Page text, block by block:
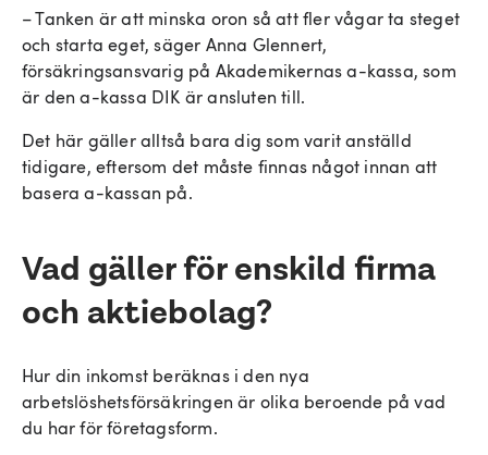
– Tanken är att minska oron så att fler vågar ta steget
och starta eget, säger Anna Glennert,
försäkringsansvarig på Akademikernas a-kassa, som
är den a-kassa DIK är ansluten till.
Det här gäller alltså bara dig som varit anställd
tidigare, eftersom det måste finnas något innan att
basera a-kassan på.
Vad gäller för enskild firma
och aktiebolag?
Hur din inkomst beräknas i den nya
arbetslöshetsförsäkringen är olika beroende på vad
du har för företagsform.